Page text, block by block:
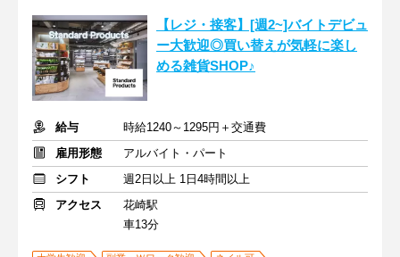
【レジ・接客】[週2~]バイトデビュ
ー大歓迎◎買い替えが気軽に楽し
める雑貨SHOP♪
給与
時給1240～1295円＋交通費
雇用形態
アルバイト・パート
シフト
週2日以上 1日4時間以上
アクセス
花崎駅
車13分